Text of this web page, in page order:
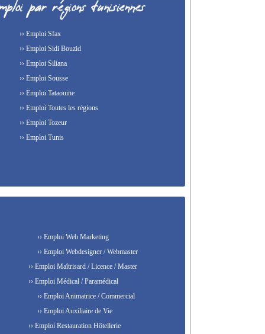
›› Emploi Sfax
›› Emploi Sidi Bouzid
›› Emploi Siliana
›› Emploi Sousse
›› Emploi Tataouine
›› Emploi Toutes les régions
›› Emploi Tozeur
›› Emploi Tunis
›› Emploi Web Marketing
›› Emploi Webdesigner / Webmaster
›› Emploi Maîtrisard / Licence / Master
›› Emploi Médical / Paramédical
›› Emploi Animatrice / Commercial
›› Emploi Auxiliaire de Vie
›› Emploi Restauration Hôtellerie